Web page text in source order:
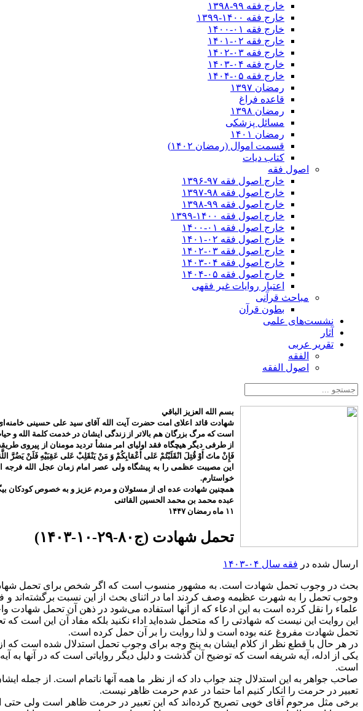
خارج فقه ۹۹-۱۳۹۸
خارج فقه ۱۴۰۰-۱۳۹۹
خارج فقه ۰۱-۱۴۰۰
خارج فقه ۰۲-۱۴۰۱
خارج فقه ۰۳-۱۴۰۲
خارج فقه ۰۴-۱۴۰۳
خارج فقه ۰۵-۱۴۰۴
رمضان ۱۳۹۷
قاعده فراغ
رمضان ۱۳۹۸
مسائل پزشکی
رمضان ۱۴۰۱
قسمت اموال (رمضان ۱۴۰۲)
کتاب دیات
اصول فقه
خارج اصول فقه ۹۷-۱۳۹۶
خارج اصول فقه ۹۸-۱۳۹۷
خارج اصول فقه ۹۹-۱۳۹۸
خارج اصول فقه ۱۴۰۰-۱۳۹۹
خارج اصول فقه ۰۱-۱۴۰۰
خارج اصول فقه ۰۲-۱۴۰۱
خارج اصول فقه ۰۳-۱۴۰۲
خارج اصول فقه ۰۴-۱۴۰۳
خارج اصول فقه ۰۵-۱۴۰۴
اعتبار روایات غیر فقهی
مباحث قرآنی
بطون قرآن
نشست‌های علمی
آثار
تقریر عربی
الفقه
اصول الفقه
بسم الله العزیز الباقي
شهادت قائد اعلای امت حضرت آیت الله آقای سید علی حسینی
است که مرگ بزرگان هم بالاتر از زندگی ایشان در خدمت کلمة الله
از طرفی دیگر هیچگاه فقد اولیای امر منشأ تردید مومنان از
فَإِنْ ماتَ أَوْ قُتِلَ انْقَلَبْتُمْ عَلى‌ أَعْقابِكُمْ وَ مَنْ يَنْقَلِبْ عَلى‌ عَقِبَيْهِ فَلَنْ يَضُرَّ
این مصیبت عظمی را به پیشگاه ولی عصر امام زمان عجل الله فرجه
خواستارم.
همچنین شهادت عده ای از مسئولان و مردم عزیز و به خصوص کودکان
عبده محمد بن محمد الحسین القائنی
۱۱ ماه رمضان ۱۴۴۷
تحمل شهادت (ج۸۰-۲۹-۱۰-۱۴۰۳)
ارسال شده در فقه سال ۰۴-۱۴۰۳
بحث در وجوب تحمل شهادت است. به مشهور منسوب است که اگر شخص برای تحمل
وجوب تحمل را به شهرت عظیمه وصف کردند اما در اثنای بحث از این نسبت برگشته‌اند و
علماء را نقل کرده است به این ادعاء که از آنها استفاده می‌شود در ذهن آن تحمل
این روایت این نیست که شهادتی را که متحمل شده‌اید اداء نکنید بلکه مفاد آن این
تحمل شهادت مفروغ عنه بوده است و لذا روایت را بر آن حمل کرده است.
در هر حال با قطع نظر از کلام ایشان به پنج وجه برای وجوب تحمل استدلال شده است که
یکی از ادله، آیه شریفه است که توضیح آن گذشت و دلیل دیگر روایاتی است که در آنها به
است.
صاحب جواهر به این استدلال چند جواب داد که از نظر ما همه آنها ناتمام است. از جمله
تعبیر در حرمت را انکار کنیم اما حتما در عدم حرمت ظاهر نیست.
برخی مثل مرحوم آقای خویی تصریح کرده‌اند که این تعبیر در حرمت ظاهر است ولی حتی